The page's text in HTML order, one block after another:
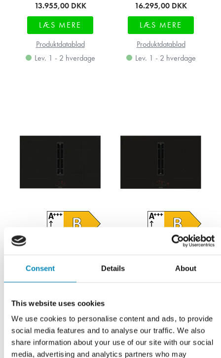
Consent Details About
This website uses cookies
We use cookies to personalise content and ads, to provide
social media features and to analyse our traffic. We also
share information about your use of our site with our social
media, advertising and analytics partners who may
13.955,00 DKK
LÆS MERE
Produktdatablad
Lev. 1 - 2 hverdage
16.295,00 DKK
LÆS MERE
Produktdatablad
Lev. 1 - 2 hverdage
Induktionskogeplade med
- Siemens iQ300 -
Produktdatablad
Lev. 1 - 2 hverdage
Induktionskogeplade med
- Siemens iQ500 -
Produktdatablad
Lev. 1 - 2 hverdage